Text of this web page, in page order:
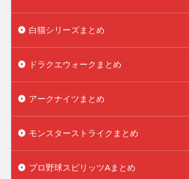
白猫シリーズまとめ
ドラクエウォークまとめ
アークナイツまとめ
モンスターストライクまとめ
プロ野球スピリッツAまとめ